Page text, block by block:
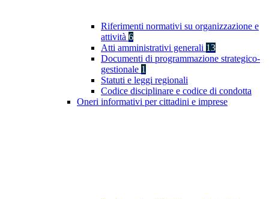
Riferimenti normativi su organizzazione e
attività 6
Atti amministrativi generali 13
Documenti di programmazione strategico-
gestionale 1
Statuti e leggi regionali
Codice disciplinare e codice di condotta
Oneri informativi per cittadini e imprese